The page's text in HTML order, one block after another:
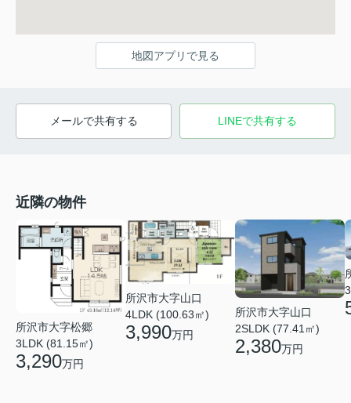
地図アプリで見る
メールで共有する LINEで共有する
近隣の物件
所沢市大字松郷
3LDK (81.15㎡)
3,290万円
所沢市大字山口
4LDK (100.63㎡)
3,990万円
所沢市大字山口
2SLDK (77.41㎡)
2,380万円